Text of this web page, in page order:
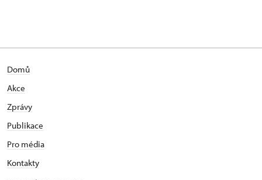
Domů
Akce
Zprávy
Publikace
Pro média
Kontakty